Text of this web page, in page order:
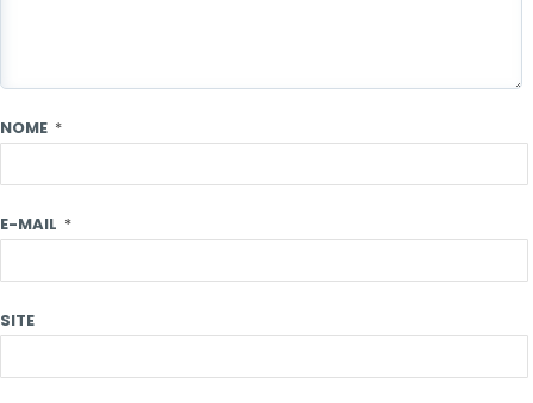
NOME *
E-MAIL *
SITE